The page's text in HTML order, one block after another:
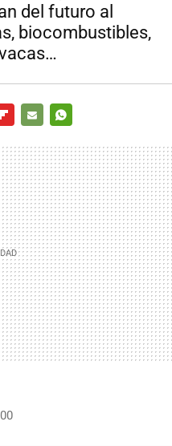
del futuro al
biocombustibles,
MAIL